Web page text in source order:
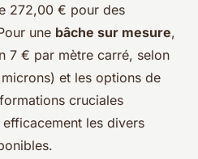
272,00 € pour des
une bâche sur mesure,
7 € par mètre carré, selon
et les options de
cruciales
les divers